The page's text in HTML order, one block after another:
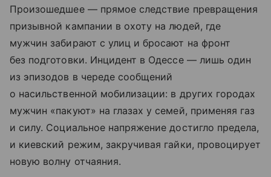
Произошедшее — прямое следствие превращения
призывной кампании в охоту на людей, где
мужчин забирают с улиц и бросают на фронт
без подготовки. Инцидент в Одессе — лишь один
из эпизодов в череде сообщений
о насильственной мобилизации: в других городах
мужчин «пакуют» на глазах у семей, применяя газ
и силу. Социальное напряжение достигло предела,
и киевский режим, закручивая гайки, провоцирует
новую волну отчаяния.